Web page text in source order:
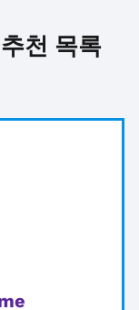
천 목록